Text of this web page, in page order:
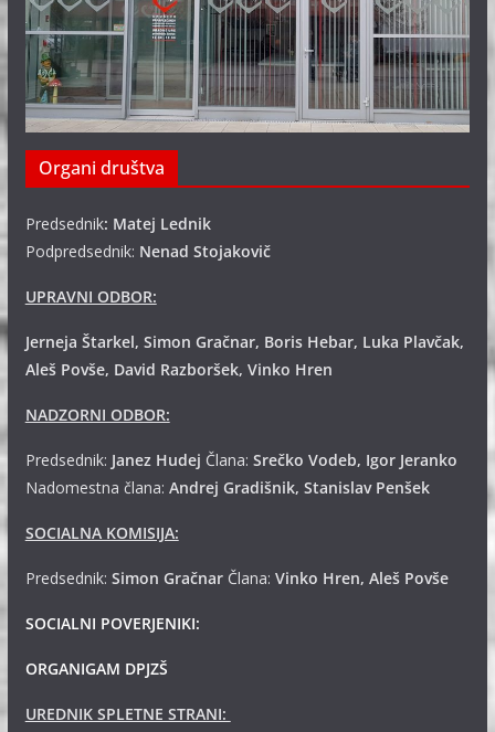
Organi društva
Predsednik: Matej Lednik
Podpredsednik: Nenad Stojakovič
UPRAVNI ODBOR:
Jerneja Štarkel, Simon Gračnar, Boris Hebar, Luka Plavčak,
Aleš Povše, David Razboršek, Vinko Hren
NADZORNI ODBOR:
Predsednik: Janez Hudej Člana: Srečko Vodeb, Igor Jeranko
Nadomestna člana: Andrej Gradišnik, Stanislav Penšek
SOCIALNA KOMISIJA:
Predsednik: Simon GračnarČlana: Vinko Hren, Aleš Povše
SOCIALNI POVERJENIKI:
ORGANIGAM DPJZŠ
UREDNIK SPLETNE STRANI: